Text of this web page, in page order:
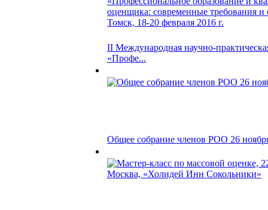
II Международная научно-
«Профе...
Общее собрание членов РОО 26